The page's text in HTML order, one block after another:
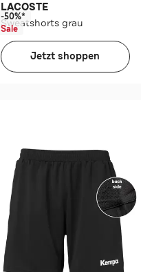
LACOSTE
Sweatshorts grau
-50%*
Sale
Jetzt shoppen